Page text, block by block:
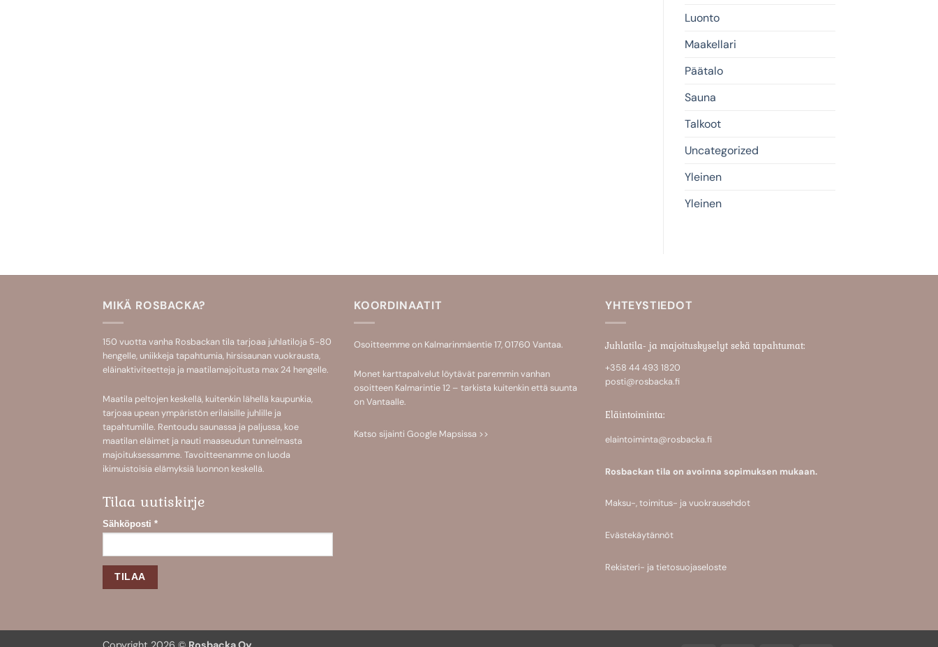
Luonto
Maakellari
Päätalo
Sauna
Talkoot
Uncategorized
Yleinen
Yleinen
MIKÄ ROSBACKA?
150 vuotta vanha Rosbackan tila tarjoaa juhlatiloja 5-80
hengelle, uniikkeja tapahtumia, hirsisaunanvuokrausta,
eläinaktiviteetteja ja maatilamajoitusta max 24 hengelle.
Maatila peltojen keskellä, kuitenkin lähellä kaupunkia,
tarjoaa upean ympäristön erilaisille juhlille ja
tapahtumille. Rentoudu saunassa ja paljussa, koe
maatilan eläimet ja nauti maaseudun tunnelmasta
majoituksessamme. Tavoitteenamme on luoda
ikimuistoisia elämyksiä luonnon keskellä.
Tilaa uutiskirje
Sähköposti *
KOORDINAATIT
Osoitteemme on Kalmarinmäentie 17, 01760 Vantaa.
Monet karttapalvelut löytävät paremmin vanhan
osoitteen Kalmarintie 12 – tarkista kuitenkin että suunta
on Vantaalle.
Katso sijainti Google Mapsissa >>
YHTEYSTIEDOT
Juhlatila- ja majoituskyselyt sekä tapahtumat:
+358 44 493 1820
posti@rosbacka.fi
Eläintoiminta:
elaintoiminta@rosbacka.fi
Rosbackan tila on avoinna sopimuksen mukaan.
Maksu-, toimitus- ja vuokrausehdot
Evästekäytännöt
Rekisteri- ja tietosuojaseloste